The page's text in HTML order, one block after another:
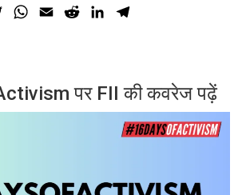
TwitterWhatsApp
Email RedditLinkedIn
पर FII की कवरेज पढ़ें